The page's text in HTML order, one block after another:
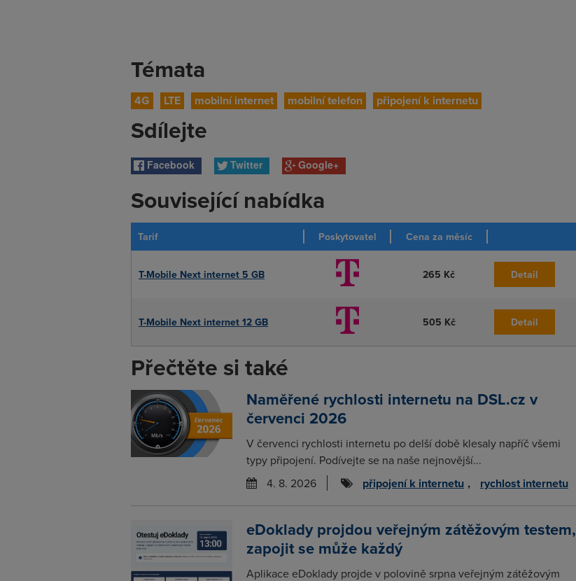
Témata
4G LTE mobilní internet mobilní telefon připojení k internetu
Sdílejte
Facebook Twitter Google+
Související nabídka
Tarif Poskytovatel Cena za měsíc
T-Mobile Next internet 5 GB 265 Kč Detail
T-Mobile Next internet 12 GB 505 Kč Detail
Přečtěte si také
Naměřené rychlosti internetu na DSL.cz v
červenci 2026
V červenci rychlosti internetu po delší době klesaly napříč všemi
typy připojení. Podívejte se na naše nejnovější...
4. 8. 2026
připojení k internetu , rychlost internetu
eDoklady projdou veřejným zátěžovým testem,
zapojit se může každý
Aplikace eDoklady projde v polovině srpna veřejným zátěžovým